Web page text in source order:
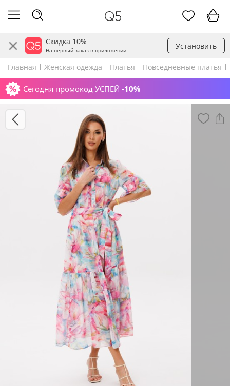
Скидка 10%
На первый заказ в приложении Установить
Главная Женская одежда Платья Повседневные платья
Сегодня промокод УСПЕЙ -10%